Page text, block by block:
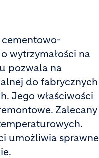
cementowo-
wytrzymałości na
pozwala na
do fabrycznych
Jego właściwości
Zalecany
umożliwia sprawne